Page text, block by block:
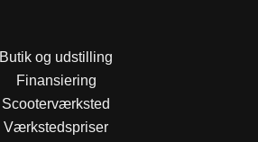
Butik og udstilling
Finansiering
Scooterværksted
Værkstedspriser